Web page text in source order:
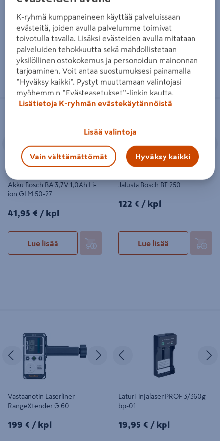
Lue lisää Lue lisää
Akku Bosch BA 3,7V 1,0Ah Li-ion
Seuraava
Akku Bosch BA 3,7V 1,0Ah Li-
ion GLM 50-27
41,95€/kpl
41,95 € / kpl
Lue lisää
Jalusta Bosch BT 250
Edellinen
Jalusta Bosch BT 250
122€/kpl
122 € / kpl
Lue lisää
Lue tuotetesti
Edellinen Seuraava
Vastaanotin Laserliner
RangeXtender G 60
199€/kpl
199 € / kpl
Edellinen
Laturi linjalaser PROF 3/360g
bp-01
19,95€/kpl
19,95 € / kpl
K-ryhmä kumppaneineen käyttää palveluissaan
evästeitä, joiden avulla palvelumme toimivat
toivotulla tavalla. Lisäksi evästeiden avulla mitataan
palveluiden tehokkuutta sekä mahdollistetaan
yksilöllinen ostokokemus ja personoidun mainonnan
tarjoaminen. Voit antaa suostumuksesi painamalla
”Hyväksy kaikki”. Pystyt muuttamaan valintojasi
myöhemmin ”Evästeasetukset”-linkin kautta.
Lisätietoja K-ryhmän evästekäytännöistä
Lisää valintoja
Vain välttämättömät Hyväksy kaikki